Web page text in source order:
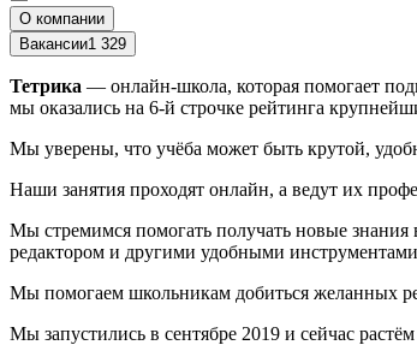
О компании
Вакансии1 329
Тетрика — онлайн-школа, которая помогает
мы оказались на 6-й строчке рейтинга
Мы уверены, что учёба может быть крутой,
Наши занятия проходят онлайн, а ведут их
Мы стремимся помогать получать новые знания
редактором и другими удобными
Мы помогаем школьникам добиться желанных
Мы запустились в сентябре 2019 и сейчас